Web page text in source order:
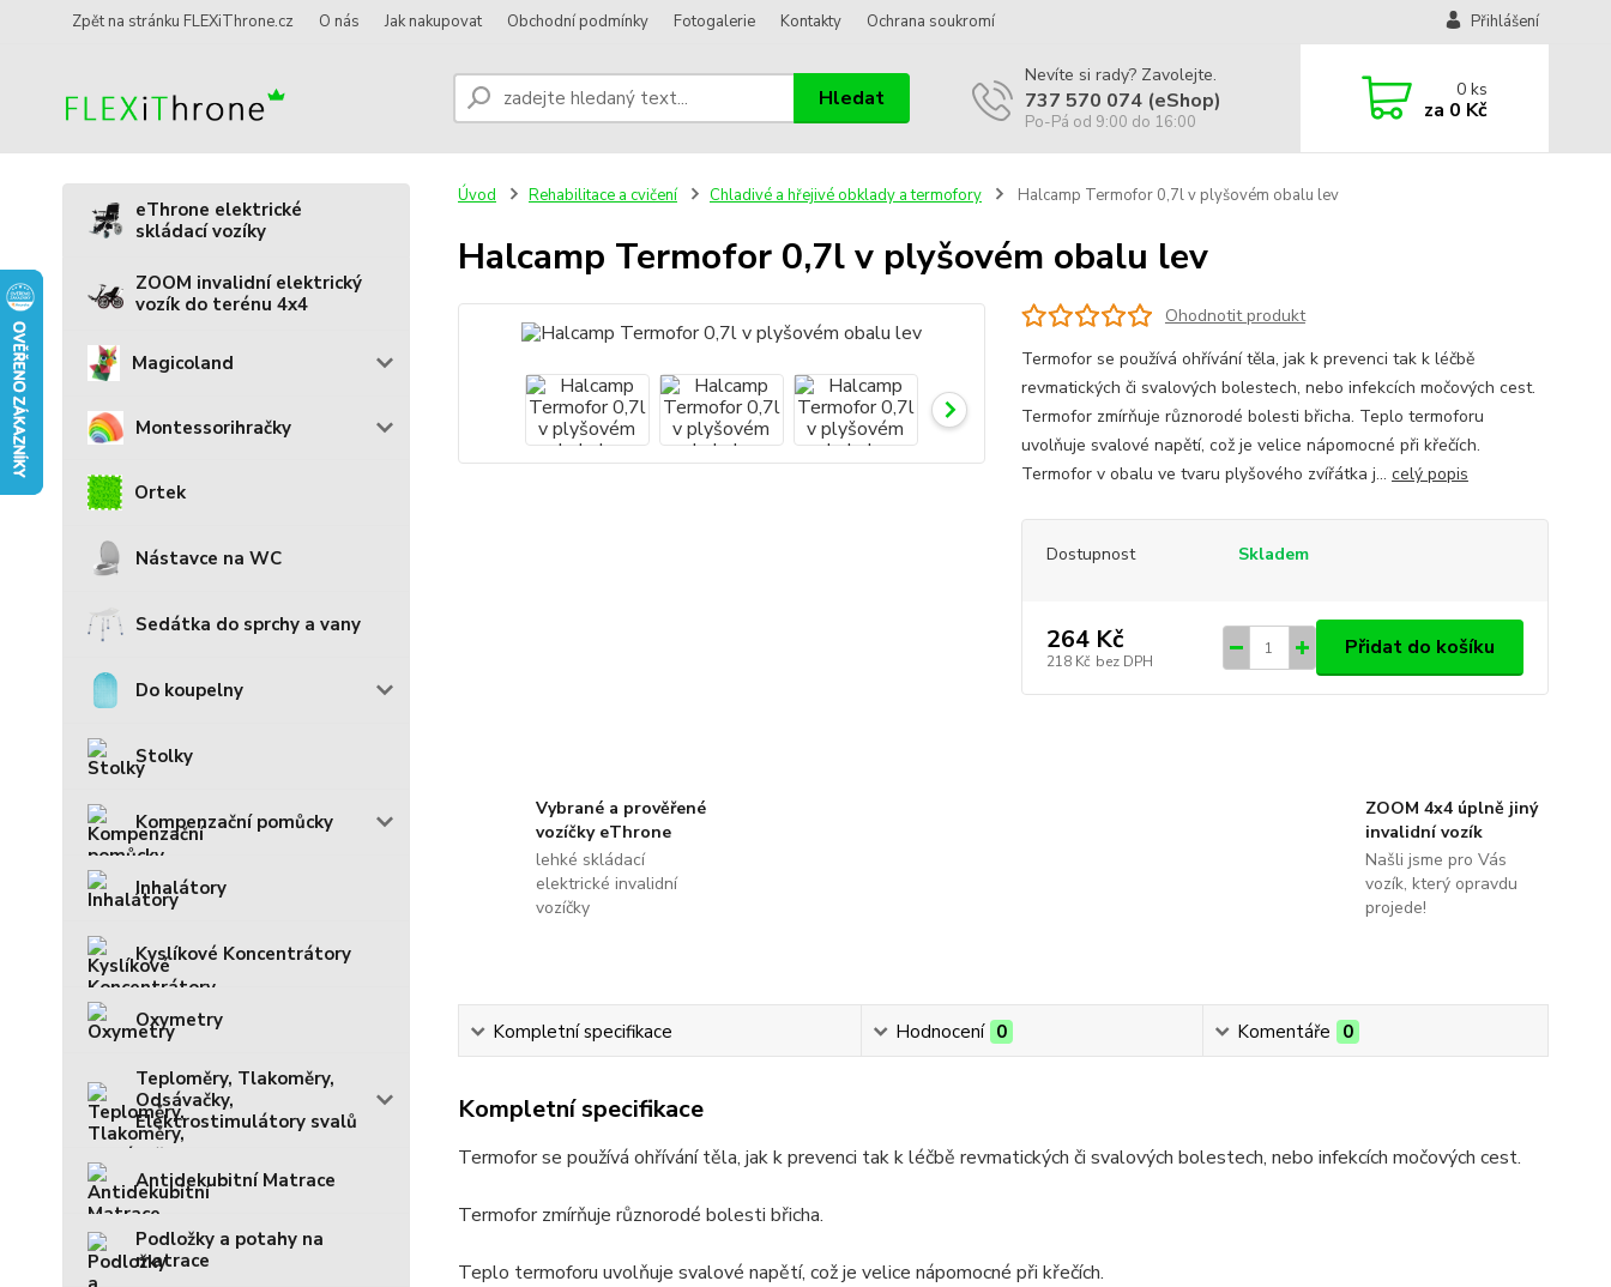
Zpět na stránku FLEXiThrone.cz O nás Jak nakupovat Obchodní podmínky Fotogalerie Kontakty Ochrana soukromí Přihlášení
Hledat
Nevíte si rady? Zavolejte.
737 570 074 (eShop)
Po-Pá od 9:00 do 16:00
0ks
za 0 Kč
eThrone elektrické
skládací vozíky
ZOOM invalidní elektrický
vozík do terénu 4x4
Magicoland
Montessorihračky
Ortek
Nástavce na WC
Sedátka do sprchy a vany
Do koupelny
Stolky
Kompenzační pomůcky
Inhalátory
Kyslíkové Koncentrátory
Oxymetry
Teploměry, Tlakoměry,
Odsávačky,
Elektrostimulátory svalů
Antidekubitní Matrace
Podložky a potahy na
matrace
Úvod Rehabilitace a cvičení Chladivé a hřejivé obklady a termofory Halcamp Termofor 0,7l v plyšovém obalu lev
Halcamp Termofor 0,7l v plyšovém obalu lev
Ohodnotit produkt
Termofor se používá ohřívání těla, jak k prevenci tak k léčbě
revmatických či svalových bolestech, nebo infekcích močových cest.
Termofor zmírňuje různorodé bolesti břicha. Teplo termoforu
uvolňuje svalové napětí, což je velice nápomocné při křečích.
Termofor v obalu ve tvaru plyšového zvířátka j... celý popis
Dostupnost Skladem
264 Kč
218 Kč bez DPH
Přidat do košíku
Vybrané a prověřené
vozíčky eThrone
lehké skládací
elektrické invalidní
vozíčky
ZOOM 4x4 úplně jiný
invalidní vozík
Našli jsme pro Vás
vozík, který opravdu
projede!
Kompletní specifikace Hodnocení 0 Komentáře 0
Kompletní specifikace
Termofor se používá ohřívání těla, jak k prevenci tak k léčbě revmatických či svalových bolestech, nebo infekcích močových cest.
Termofor zmírňuje různorodé bolesti břicha.
Teplo termoforu uvolňuje svalové napětí, což je velice nápomocné při křečích.